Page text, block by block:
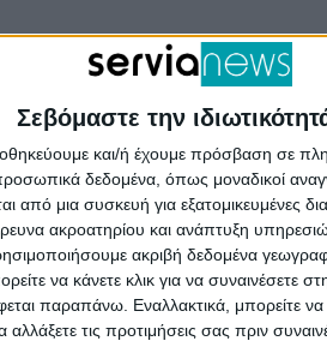
Σεβόμαστε την
και/ή έχουμε πρόσβαση σε
δεδομένα, όπως μοναδικοί
από μια συσκευή για εξατομικευμένες
ακροατηρίου και ανάπτυξη
ακριβή δεδομένα
να κάνετε κλικ για να συναινέσετε
παραπάνω. Εναλλακτικά, μπορείτε
τις προτιμήσεις σας πριν